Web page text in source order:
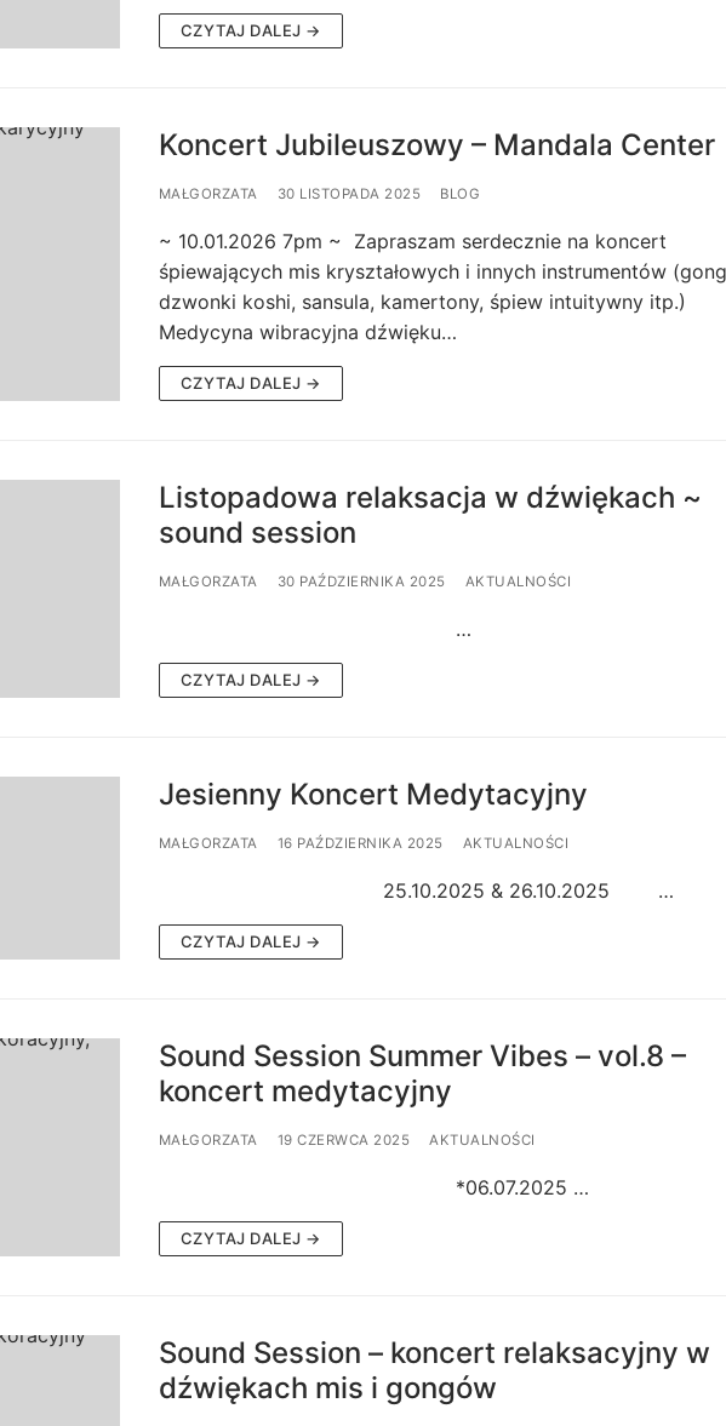
CZYTAJ DALEJ →
Koncert Jubileuszowy – Mandala Center
MAŁGORZATA 30 LISTOPADA 2025 BLOG
~ 10.01.2026 7pm ~ Zapraszam serdecznie na koncert
śpiewających mis kryształowych i innych instrumentów
dzwonki koshi, sansula, kamertony, śpiew intuitywny itp.)
Medycyna wibracyjna dźwięku…
CZYTAJ DALEJ →
Listopadowa relaksacja w dźwiękach ~
sound session
MAŁGORZATA 30 PAŹDZIERNIKA 2025 AKTUALNOŚCI
…
CZYTAJ DALEJ →
Jesienny Koncert Medytacyjny
MAŁGORZATA 16 PAŹDZIERNIKA 2025 AKTUALNOŚCI
25.10.2025 & 26.10.2025 …
CZYTAJ DALEJ →
Sound Session Summer Vibes – vol.8 –
koncert medytacyjny
MAŁGORZATA 19 CZERWCA 2025 AKTUALNOŚCI
*06.07.2025 …
CZYTAJ DALEJ →
Sound Session – koncert relaksacyjny w
dźwiękach mis i gongów